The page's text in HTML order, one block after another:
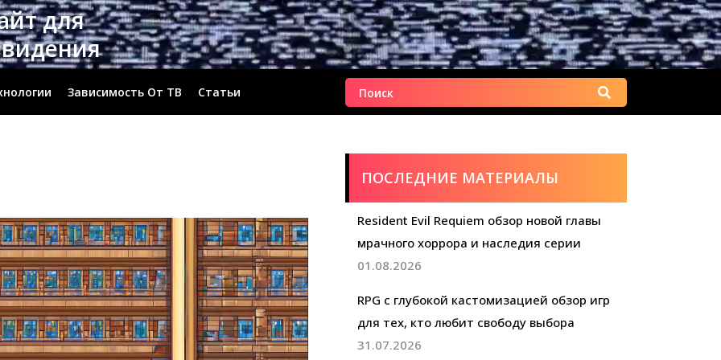
для
Зависимость От ТВ Статьи Найти:
ПОСЛЕДНИЕ МАТЕРИАЛЫ
Resident Evil Requiem обзор новой главы
мрачного хоррора и наследия серии
01.08.2026
RPG с глубокой кастомизацией обзор игр
для тех, кто любит свободу выбора
31.07.2026